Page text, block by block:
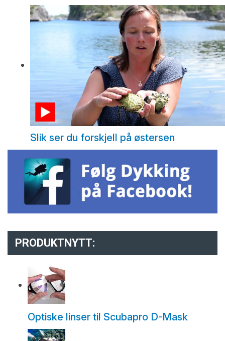
Slik ser du forskjell på østersen
PRODUKTNYTT:
Optiske linser til Scubapro D-Mask